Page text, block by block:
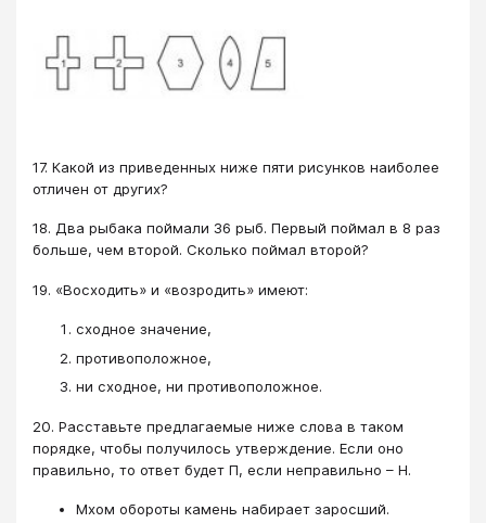
17. Какой из приведенных ниже пяти рисунков наиболее
отличен от других?
18. Два рыбака поймали 36 рыб. Первый поймал в 8 раз
больше, чем второй. Сколько поймал второй?
19. «Восходить» и «возродить» имеют:
сходное значение,
противоположное,
ни сходное, ни противоположное.
20. Расставьте предлагаемые ниже слова в таком
порядке, чтобы получилось утверждение. Если оно
правильно, то ответ будет П, если неправильно – Н.
Мхом обороты камень набирает заросший.